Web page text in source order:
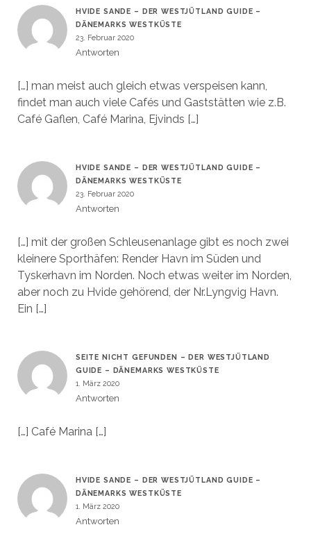
HVIDE SANDE – DER WESTJÜTLAND GUIDE –
DÄNEMARKS WESTKÜSTE
23. Februar 2020
Antworten
[…] man meist auch gleich etwas verspeisen kann,
findet man auch viele Cafés und Gaststätten wie z.B.
Café Gaflen, Café Marina, Ejvinds […]
HVIDE SANDE – DER WESTJÜTLAND GUIDE –
DÄNEMARKS WESTKÜSTE
23. Februar 2020
Antworten
[…] mit der großen Schleusenanlage gibt es noch zwei
kleinere Sporthäfen: Render Havn im Süden und
Tyskerhavn im Norden. Noch etwas weiter im Norden,
aber noch zu Hvide gehörend, der Nr.Lyngvig Havn.
Ein […]
SEITE NICHT GEFUNDEN – DER WESTJÜTLAND
GUIDE – DÄNEMARKS WESTKÜSTE
1. März 2020
Antworten
[…] Café Marina […]
HVIDE SANDE – DER WESTJÜTLAND GUIDE –
DÄNEMARKS WESTKÜSTE
1. März 2020
Antworten